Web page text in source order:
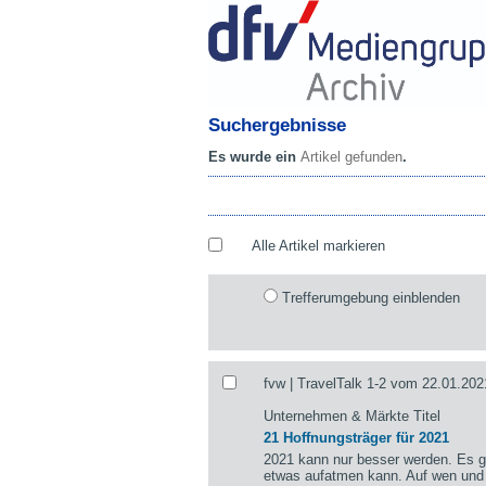
Suchergebnisse
Es wurde ein Artikel gefunden.
Alle Artikel markieren
Trefferumgebung einblenden
fvw | TravelTalk 1-2 vom
Unternehmen & Märkte Titel
21 Hoffnungsträger für 2021
2021 kann nur besser werden. Es
etwas aufatmen kann. Auf wen